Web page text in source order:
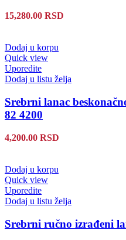
15,280.00 RSD
Dodaj u korpu
Quick view
Uporedite
Dodaj u listu želja
Srebrni lanac
82 4200
4,200.00 RSD
Dodaj u korpu
Quick view
Uporedite
Dodaj u listu želja
Srebrni ručno izrađeni